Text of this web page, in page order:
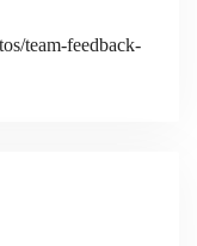
team-feedback-